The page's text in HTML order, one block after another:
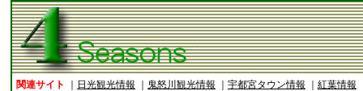
関連サイト 日光観光情報 鬼怒川観光情報 宇都宮タウン情報 紅葉情報